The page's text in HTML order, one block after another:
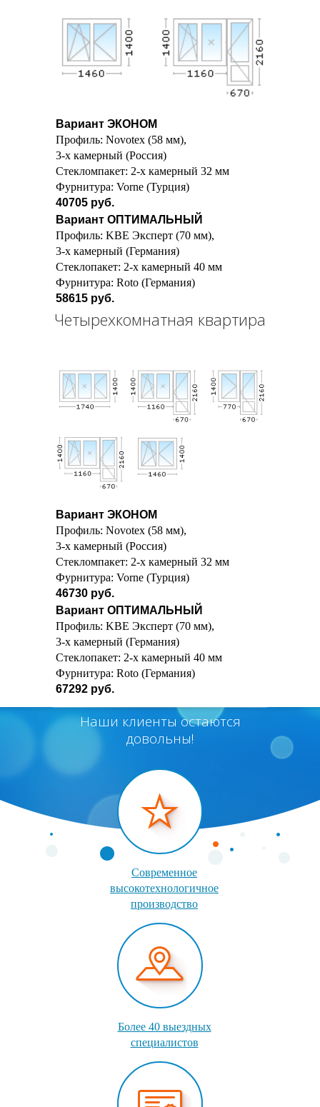
Вариант ЭКОНОМ
Профиль: Novotex (58 мм),
3-х камерный (Россия)
Стекломпакет: 2-х камерный 32 мм
Фурнитура: Vorne (Турция)
40705 руб.
Вариант ОПТИМАЛЬНЫЙ
Профиль: KBE Эксперт (70 мм),
3-х камерный (Германия)
Стеклопакет: 2-х камерный 40 мм
Фурнитура: Roto (Германия)
58615 руб.
Четырехкомнатная квартира
Вариант ЭКОНОМ
Профиль: Novotex (58 мм),
3-х камерный (Россия)
Стекломпакет: 2-х камерный 32 мм
Фурнитура: Vorne (Турция)
46730 руб.
Вариант ОПТИМАЛЬНЫЙ
Профиль: KBE Эксперт (70 мм),
3-х камерный (Германия)
Стеклопакет: 2-х камерный 40 мм
Фурнитура: Roto (Германия)
67292 руб.
Наши клиенты остаются
довольны!
Современное
высокотехнологичное
производство
Более 40 выездных
специалистов